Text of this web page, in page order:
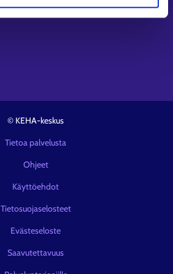
© KEHA-keskus
Tietoa palvelusta
Ohjeet
Käyttöehdot
Tietosuojaselosteet
Evästeseloste
Saavutettavuus